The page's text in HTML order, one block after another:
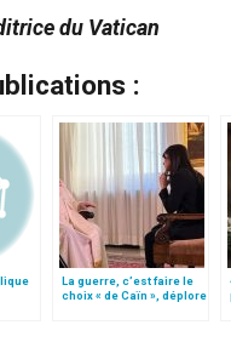
du Vatican
:
La guerre, c’est faire le
choix « de Caïn », déplore